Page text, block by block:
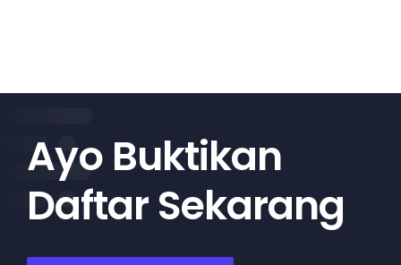
Ayo Buktikan
Daftar Sekarang